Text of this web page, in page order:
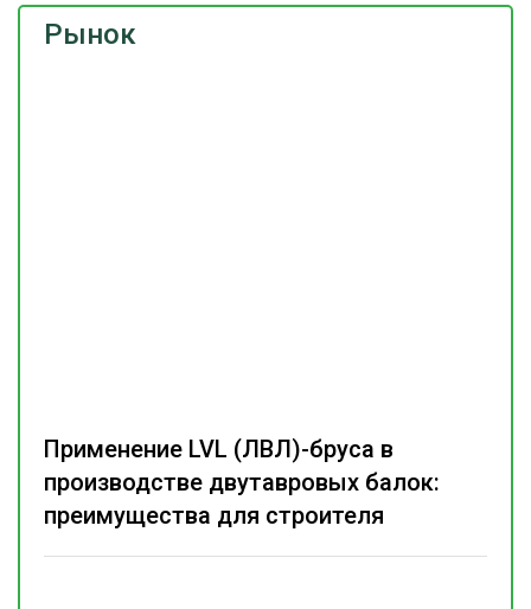
Рынок
Применение LVL (ЛВЛ)-бруса в
производстве двутавровых балок:
преимущества для строителя